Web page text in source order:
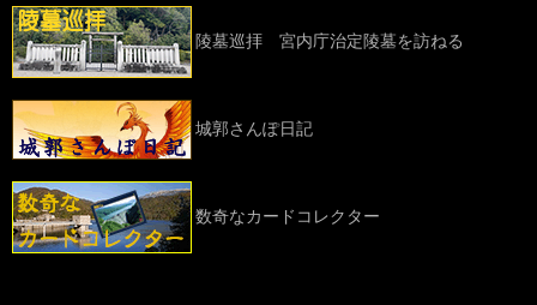
陵墓巡拝 宮内庁治定陵墓を訪ねる
城郭さんぽ日記
数奇なカードコレクター